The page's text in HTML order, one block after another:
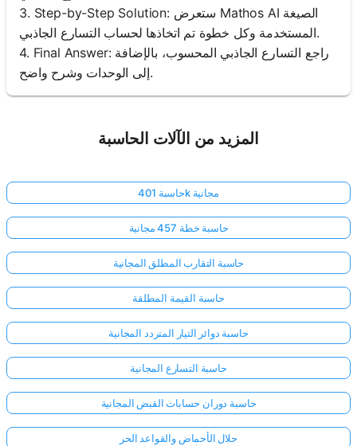
3. Step-by-Step Solution: ستعرض Mathos AI الصيغة
المستخدمة وكل خطوة تم اتخاذها لحساب التسارع الجاذبي.
4. Final Answer: راجع التسارع الجاذبي المحسوب، بالإضافة
إلى الوحدات وشرح واضح.
المزيد من الآلات الحاسبة
حاسبة 401k مجانية
حاسبة خطة 457 مجانية
حاسبة التقارب المطلق المجانية
حاسبة القيمة المطلقة
حاسبة دوائر التيار المتردد المجانية
حاسبة التسارع المجانية
حاسبة دوران حسابات القبض المجانية
حلال الأحماض والقواعد الحر